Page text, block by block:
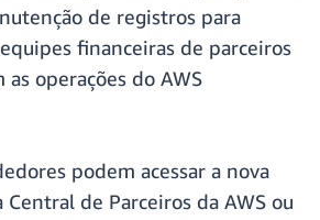
de registros para
financeiras de parceiros
operações do AWS
podem acessar a nova
de Parceiros da AWS ou